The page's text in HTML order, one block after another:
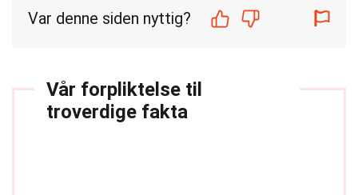
Var denne siden nyttig?
Vår forpliktelse til
troverdige fakta